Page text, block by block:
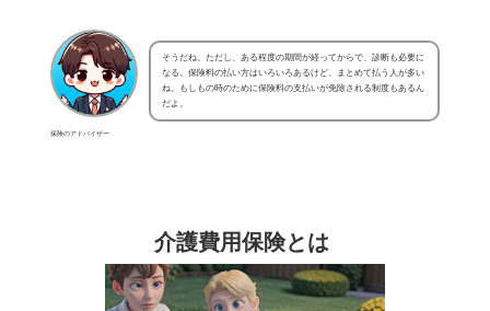
保険のアドバイザー
そうだね。ただし、ある程度の期間が経ってからで、診断も必要に
なる。保険料の払い方はいろいろあるけど、まとめて払う人が多い
ね。もしもの時のために保険料の支払いが免除される制度もあるん
だよ。
介護費用保険とは